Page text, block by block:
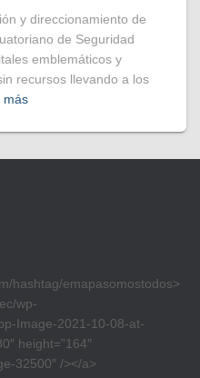
y direccionamiento de
de Seguridad
emblemáticos y
recursos llevando a los
más
hashtag/emapasomostodos>
wp-
Image-2021-10-08-at-
height=”164″
32500″ /></a>